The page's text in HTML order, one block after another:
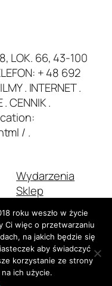
LOK. 66, 43-100
+ 48 692
. INTERNET .
. CENNIK .
/ .
Wydarzenia
Sklep
Motywy
Stworzone zWordPress
roku weszło w życie
Ci więc o przetwarzaniu
na jakich będzie się
aby świadczyć
korzystanie ze strony
ich użycie.